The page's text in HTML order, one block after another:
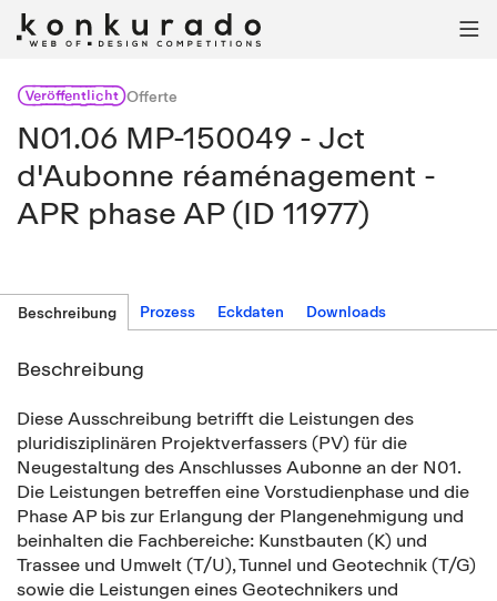

VeröffentlichtOfferte
N01.06 MP-150049 - Jct
d'Aubonne réaménagement -
APR phase AP (ID 11977)
Beschreibung Prozess Eckdaten Downloads
Beschreibung
Diese Ausschreibung betrifft die Leistungen des
pluridisziplinären Projektverfassers (PV) für die
Neugestaltung des Anschlusses Aubonne an der N01.
Die Leistungen betreffen eine Vorstudienphase und die
Phase AP bis zur Erlangung der Plangenehmigung und
beinhalten die Fachbereiche: Kunstbauten (K) und
Trassee und Umwelt (T/U), Tunnel und Geotechnik (T/G)
sowie die Leistungen eines Geotechnikers und